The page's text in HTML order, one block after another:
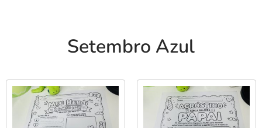
Setembro Azul